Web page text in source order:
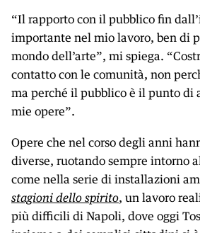
“Il rapporto con il pubblico fin
importante nel mio lavoro, ben di
mondo dell’arte”, mi spiega.
contatto con le comunità, non
ma perché il pubblico è il punto di
mie opere”.
Opere che nel corso degli anni
diverse, ruotando sempre intorno
come nella serie di installazioni
stagioni dello spirito, un lavoro
più difficili di Napoli, dove oggi